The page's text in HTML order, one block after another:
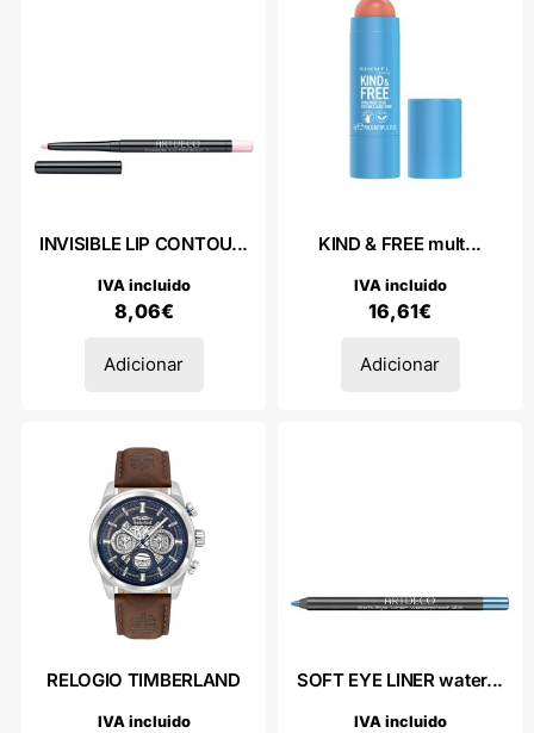
INVISIBLE LIP CONTOU...
8,06€
IVA incluido
Adicionar
KIND & FREE mult...
16,61€
IVA incluido
Adicionar
RELOGIO TIMBERLAND
IVA incluido
SOFT EYE LINER water...
IVA incluido